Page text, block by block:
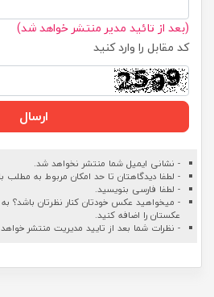
(بعد از تائید مدیر منتشر خواهد شد)
کد مقابل را وارد کنید
ارسال
- نشانی ایمیل شما منتشر نخواهد شد.
- لطفا دیدگاهتان تا حد امکان مربوط به مطلب
- لطفا فارسی بنویسید.
- میخواهید عکس خودتان کنار نظرتان باشد؟ به
عکستان را اضافه کنید.
- نظرات شما بعد از تایید مدیریت منتشر